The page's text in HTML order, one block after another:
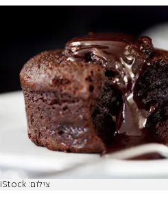
צילום: iStock